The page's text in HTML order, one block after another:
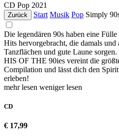
CD Pop 2021
Zurück Start Musik Pop Simply
Die legendären 90s haben eine
Hits hervorgebracht, die damals
Tanzflächen und gute Laune
HIS OF THE 90ies vereint die
Compilation und lässt dich den
erleben!
mehr lesen weniger lesen
CD
€ 17,99